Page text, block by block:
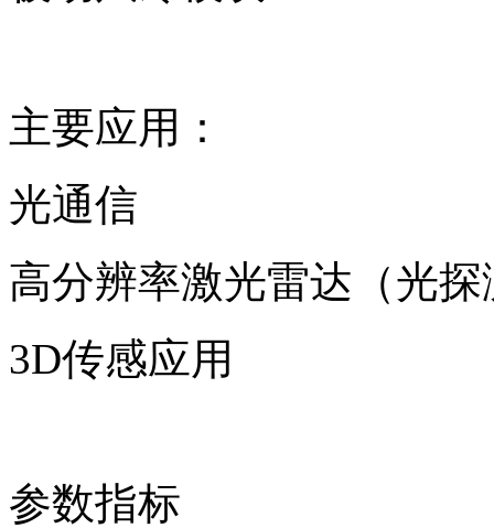
主要应用：
光通信
高分辨率激光雷达（光
3D传感应用
参数指标